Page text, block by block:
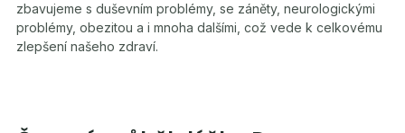
zbavujeme s duševním problémy, se záněty, neurologickými
problémy, obezitou a i mnoha dalšími, což vede k celkovému
zlepšení našeho zdraví.